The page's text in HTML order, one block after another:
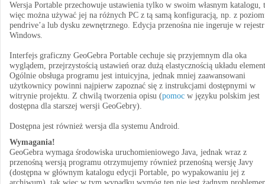
Wersja Portable przechowuje ustawienia tylko w swoim własnym katalogu,
więc można używać jej na różnych PC z tą samą konfiguracją, np. z
pendrive’a lub dysku zewnętrznego. Edycja przenośna nie ingeruje w rejestr
Windows.
Interfejs graficzny GeoGebra Portable cechuje się przyjemnym dla oka
wyglądem, przejrzystością ustawień oraz dużą elastycznością układu
Ogólnie obsługa programu jest intuicyjna, jednak mniej zaawansowani
użytkownicy powinni najpierw zapoznać się z instrukcjami dostępnymi w
witrynie projektu. Z chwilą tworzenia opisu (pomoc w języku polskim jest
dostępna dla starszej wersji GeoGebry).
Dostępna jest również wersja dla systemu Android.
Wymagania!
GeoGebra wymaga środowiska uruchomieniowego Java, jednak wraz z
przenośną wersją programu otrzymujemy również przenośną wersję Javy
(dostępna w głównym katalogu edycji Portable, po wypakowaniu jej z